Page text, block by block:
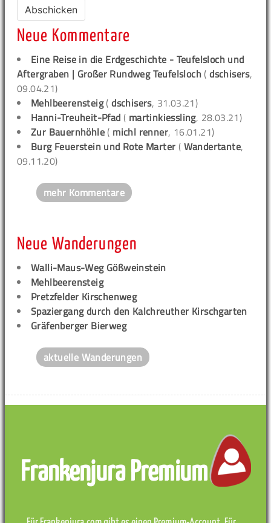
Neue Kommentare
Eine Reise in die Erdgeschichte - Teufelsloch und
Aftergraben | Großer Rundweg Teufelsloch (dschisers,
09.04.21)
Mehlbeerensteig(dschisers, 31.03.21)
Hanni-Treuheit-Pfad ( martinkiessling, 28.03.21)
Zur Bauernhöhle ( michl renner, 16.01.21)
Burg Feuerstein und Rote Marter ( Wandertante,
09.11.20)
mehr Kommentare
Neue Wanderungen
Walli-Maus-Weg Gößweinstein
Mehlbeerensteig
Pretzfelder Kirschenweg
Spaziergang durch den Kalchreuther Kirschgarten
Gräfenberger Bierweg
aktuelle Wanderungen
Frankenjura Premium